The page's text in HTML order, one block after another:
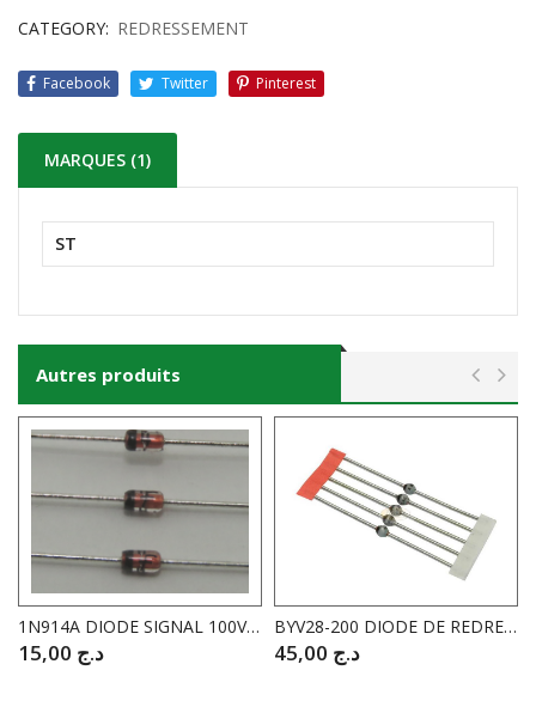
CATEGORY: REDRESSEMENT
Facebook Twitter Pinterest
MARQUES (1)
ST
Autres produits
1N914A DIODE SIGNAL 100V 150mA
د.ج
BYV28-200 DIODE DE REDRESSEMENT 200V 3.5A
د.ج